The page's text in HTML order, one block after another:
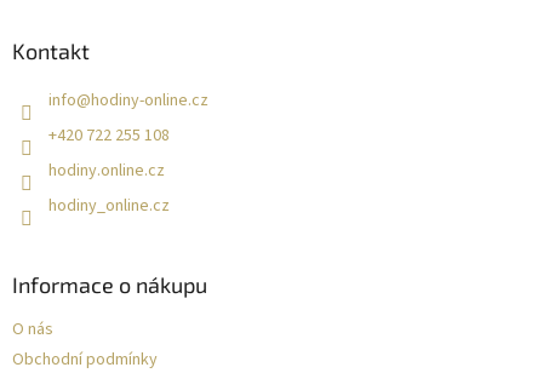
Kontakt
info@hodiny-online.cz
+420 722 255 108
hodiny.online.cz
hodiny_online.cz
Informace o nákupu
O nás
Obchodní podmínky